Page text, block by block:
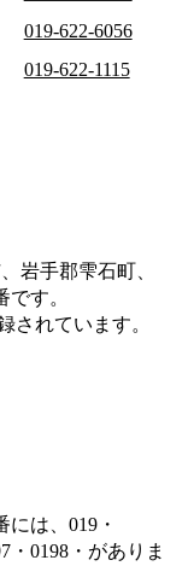
019-622-6056
019-622-1115
岩手郡雫石町、
す。
されています。
は、019・
・0198・がありま